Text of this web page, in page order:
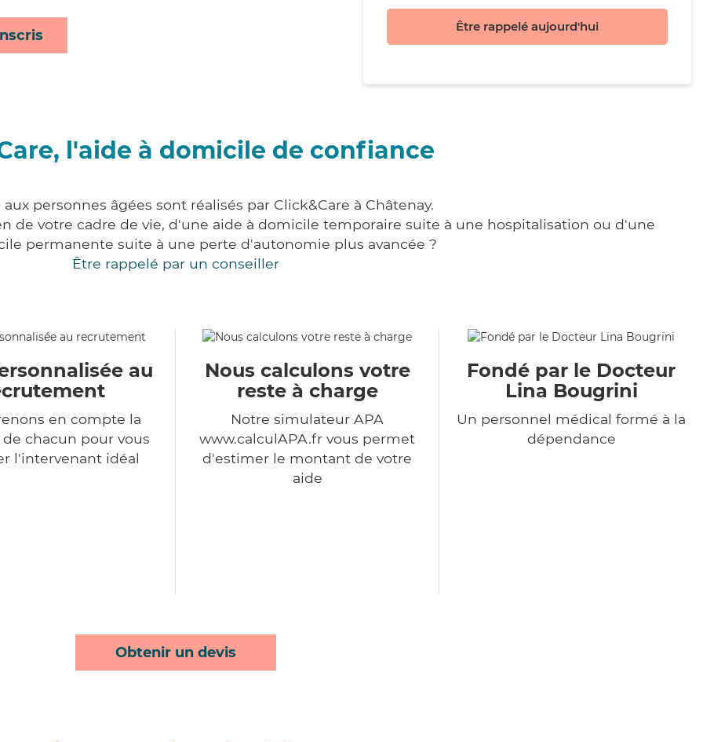
Être rappelé aujourd'hui
l'aide à domicile de confiance
aux personnes âgées sont réalisés par Click&Care à Châtenay.
de votre cadre de vie, d'une aide à domicile temporaire suite à une hospitalisation ou d'une
permanente suite à une perte d'autonomie plus avancée ?
Être rappelé par un conseiller
au
en compte la
chacun pour vous
l'intervenant idéal
Nous calculons votre
reste à charge
Notre simulateur APA
www.calculAPA.fr vous permet
d'estimer le montant de votre
aide
Fondé par le Docteur
Lina Bougrini
Un personnel médical formé à la
dépendance
Obtenir un devis